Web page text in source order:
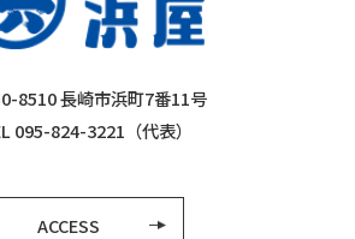
8510 長崎市浜町7番11号
095-824-3221（代表）
ACCESS